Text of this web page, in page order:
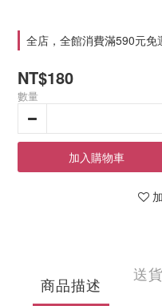
全店，全館消費滿590元免
NT$180
數量
加入購物車
商品描述
送